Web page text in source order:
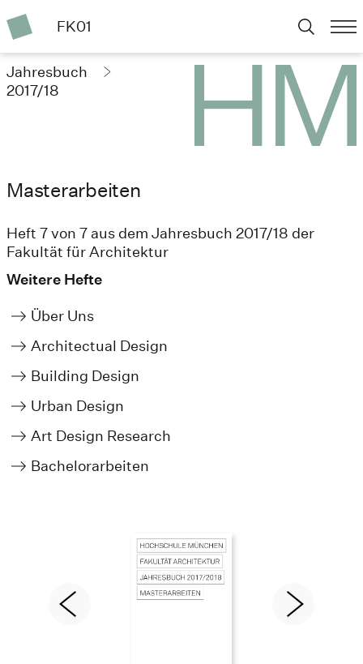
FK01
Jahresbuch
2017/18
Masterarbeiten
Heft 7 von 7 aus dem Jahresbuch 2017/18 der
Fakultät für Architektur
Weitere Hefte
Über Uns
Architectual Design
Building Design
Urban Design
Art Design Research
Bachelorarbeiten